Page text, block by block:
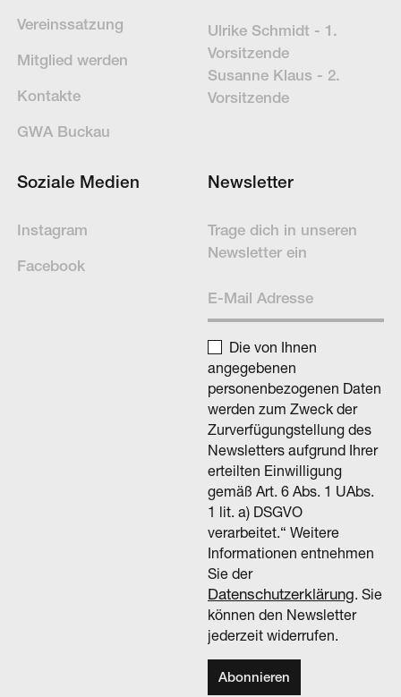
Vereinssatzung
Mitglied werden
Kontakte
GWA Buckau
Newsletter
Trage dich in un­se­ren
News­letter ein
Die von Ihnen
angegebenen
personenbezogenen Daten
werden zum Zweck der
Zurverfügungstellung des
Newsletters aufgrund Ihrer
erteilten Einwilligung
gemäß Art. 6 Abs. 1 UAbs.
1 lit. a) DSGVO
verarbeitet.“ Weitere
Informationen entnehmen
Sie der
Datenschutzerklärung . Sie
können den Newsletter
jederzeit widerrufen.
Ulrike Schmidt - 1.
Vorsitzende
Susanne Klaus - 2.
Vorsitzende
Soziale Medien
Instagram
Facebook